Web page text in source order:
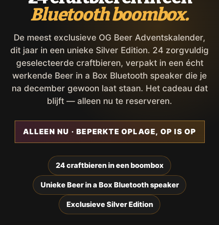
Bluetooth boombox.
De meest exclusieve OG Beer Adventskalender,
dit jaar in een unieke Silver Edition. 24 zorgvuldig
geselecteerde craftbieren, verpakt in een écht
werkende Beer in a Box Bluetooth speaker die je
na december gewoon laat staan. Het cadeau dat
blijft — alleen nu te reserveren.
ALLEEN NU · BEPERKTE OPLAGE, OP IS OP
24 craftbieren in een boombox
Unieke Beer in a Box Bluetooth speaker
Exclusieve Silver Edition